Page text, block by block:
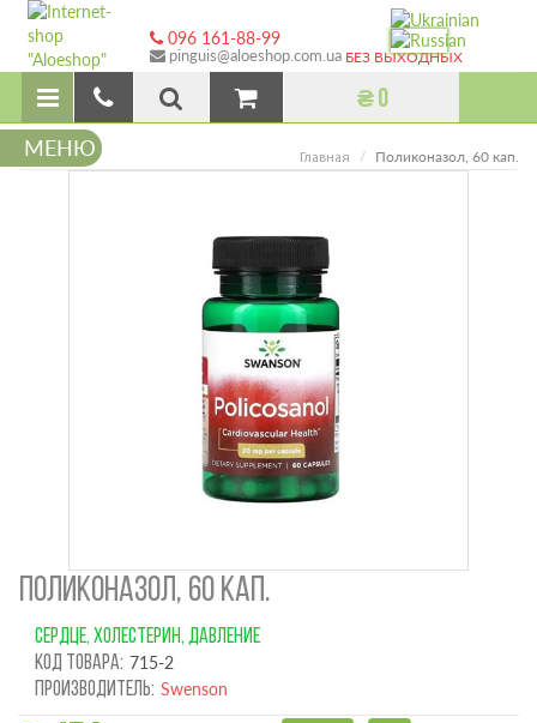
096 161-88-99
pinguis@aloeshop.com.ua БЕЗ ВЫХОДНЫХ
₴ 0
МЕНЮ Главная Поликоназол, 60 кап.
ПОЛИКОНАЗОЛ, 60 КАП.
СЕРДЦЕ, ХОЛЕСТЕРИН, ДАВЛЕНИЕ
Код товара: 715-2
Производитель: Swenson